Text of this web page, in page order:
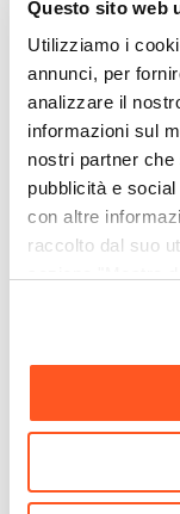
Questo sito web
Utilizziamo i
annunci, per
analizzare il
informazioni sul
nostri partner
pubblicità e
con altre
raccolto dal suo
momento. Per
Imbottitura
Schiuma
Densità
25 kg/m³
Sfoderabile
Si
tortora con gambe